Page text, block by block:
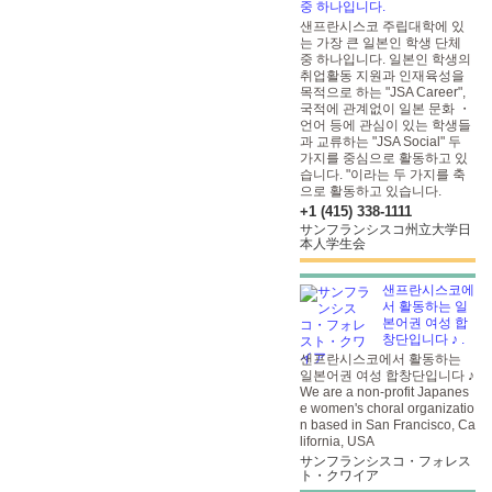
중 하나입니다.
샌프란시스코 주립대학에 있
는 가장 큰 일본인 학생 단체
중 하나입니다. 일본인 학생의
취업활동 지원과 인재육성을
목적으로 하는 "JSA Career",
국적에 관계없이 일본 문화 ・
언어 등에 관심이 있는 학생들
과 교류하는 "JSA Social" 두
가지를 중심으로 활동하고 있
습니다. "이라는 두 가지를 축
으로 활동하고 있습니다.
+1 (415) 338-1111
サンフランシスコ州立大学日
本人学生会
샌프란시스코에
서 활동하는 일
본어권 여성 합
창단입니다 ♪ .
샌프란시스코에서 활동하는
일본어권 여성 합창단입니다 ♪
We are a non-profit Japanes
e women's choral organizatio
n based in San Francisco, Ca
lifornia, USA
サンフランシスコ・フォレス
ト・クワイア